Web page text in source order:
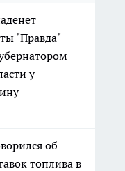
"Правда"
у
об
топлива в